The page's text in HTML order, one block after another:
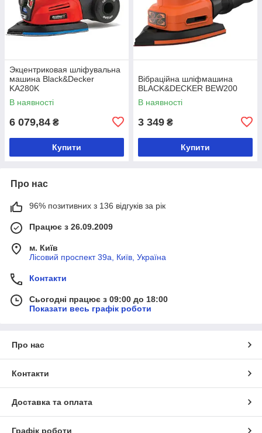
Экцентриковая шліфувальна
машина Black&Decker
KA280K
В наявності
6 079,84 ₴
Купити
Вібраційна шліфмашина
BLACK&DECKER BEW200
В наявності
3 349 ₴
Купити
Про нас
96% позитивних з 136 відгуків за рік
Працює з 26.09.2009
м. Київ
Лісовий проспект 39а, Київ, Україна
Контакти
Сьогодні працює з 09:00 до 18:00
Показати весь графік роботи
Про нас
Контакти
Доставка та оплата
Графік роботи